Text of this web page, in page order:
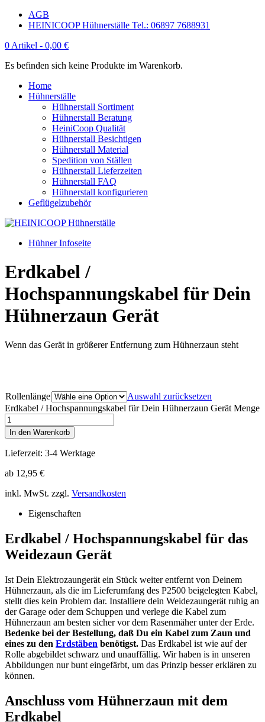
AGB
HEINICOOP Hühnerställe Tel.: 06897 7688931
0 Artikel - 0,00 €
Es befinden sich keine Produkte im Warenkorb.
Home
Hühnerställe
Hühnerstall Sortiment
Hühnerstall Beratung
HeiniCoop Qualität
Hühnerstall Besichtigen
Hühnerstall Material
Spedition von Ställen
Hühnerstall Lieferzeiten
Hühnerstall FAQ
Hühnerstall konfigurieren
Geflügelzubehör
Hühner Infoseite
Erdkabel /
Hochspannungskabel für Dein
Hühnerzaun Gerät
Wenn das Gerät in größerer Entfernung zum Hühnerzaun steht
Rollenlänge
Auswahl zurücksetzen
Erdkabel / Hochspannungskabel für Dein Hühnerzaun Gerät Menge
In den Warenkorb
Lieferzeit: 3-4 Werktage
ab 12,95 €
inkl. MwSt. zzgl. Versandkosten
Eigenschaften
Erdkabel / Hochspannungskabel für das
Weidezaun Gerät
Ist Dein Elektrozaungerät ein Stück weiter entfernt von Deinem
Hühnerzaun, als die im Lieferumfang des P2500 beigelegten Kabel,
stellt dies kein Problem dar. Installiere dein Weidezaungerät ruhig an
der Garage oder dem Schuppen und verlege die Kabel zum
Hühnerzaun am besten sicher vor dem Rasenmäher unter der Erde.
Bedenke bei der Bestellung, daß Du ein Kabel zum Zaun und
eines zu den Erdstäben benötigst. Das Erdkabel ist wie auf der
Rolle abgebildet schwarz und unauffällig. Wir haben is in unseren
Abbildungen nur bunt eingefärbt, um das Prinzip besser erklären zu
können.
Anschluss vom Hühnerzaun mit dem
Erdkabel